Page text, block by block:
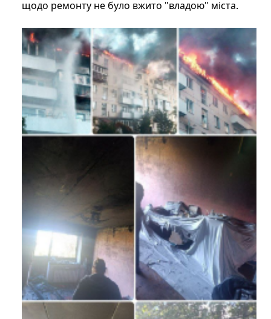
щодо ремонту не було вжито "владою" міста.